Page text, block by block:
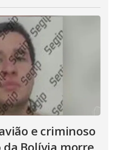
e criminoso